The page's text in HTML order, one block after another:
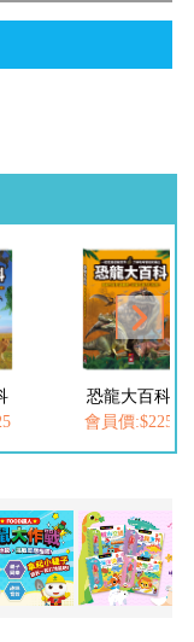
恐龍大百科
會員價:$225